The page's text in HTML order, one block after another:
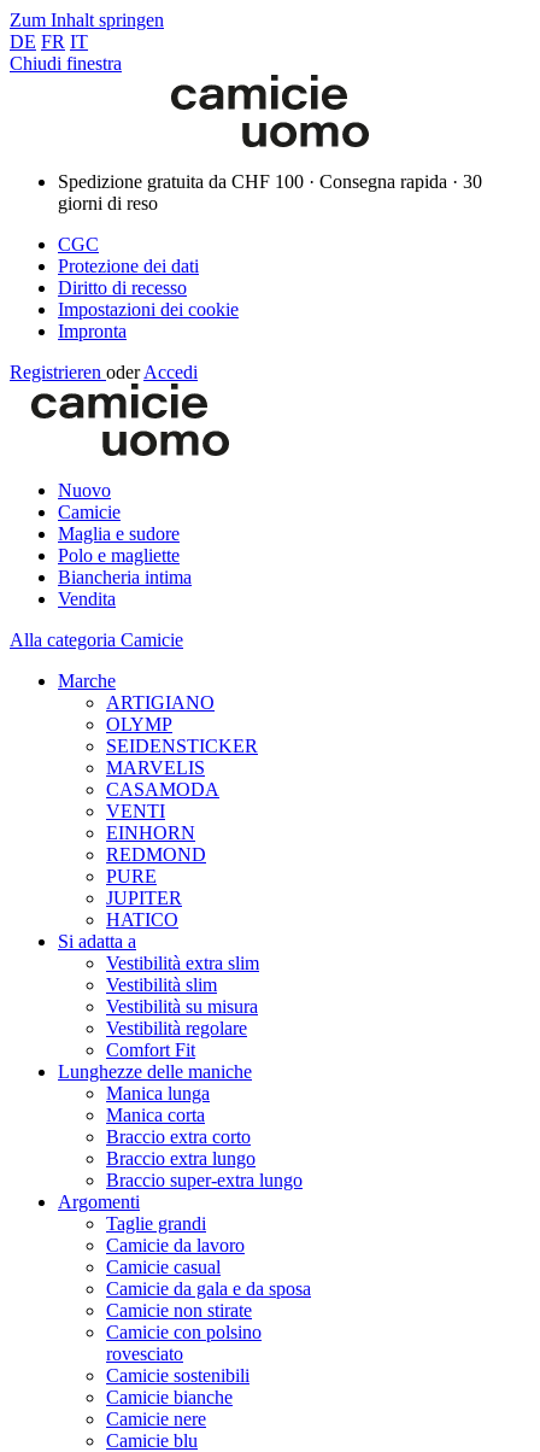
Zum Inhalt springen
DE FR IT
Chiudi finestra
Spedizione gratuita da CHF 100 · Consegna rapida · 30
giorni di reso
CGC
Protezione dei dati
Diritto di recesso
Impostazioni dei cookie
Impronta
Registrieren oder Accedi
Nuovo
Camicie
Maglia e sudore
Polo e magliette
Biancheria intima
Vendita
Alla categoria Camicie
Marche
ARTIGIANO
OLYMP
SEIDENSTICKER
MARVELIS
CASAMODA
VENTI
EINHORN
REDMOND
PURE
JUPITER
HATICO
Si adatta a
Vestibilità extra slim
Vestibilità slim
Vestibilità su misura
Vestibilità regolare
Comfort Fit
Lunghezze delle maniche
Manica lunga
Manica corta
Braccio extra corto
Braccio extra lungo
Braccio super-extra lungo
Argomenti
Taglie grandi
Camicie da lavoro
Camicie casual
Camicie da gala e da sposa
Camicie non stirate
Camicie con polsino
rovesciato
Camicie sostenibili
Camicie bianche
Camicie nere
Camicie blu